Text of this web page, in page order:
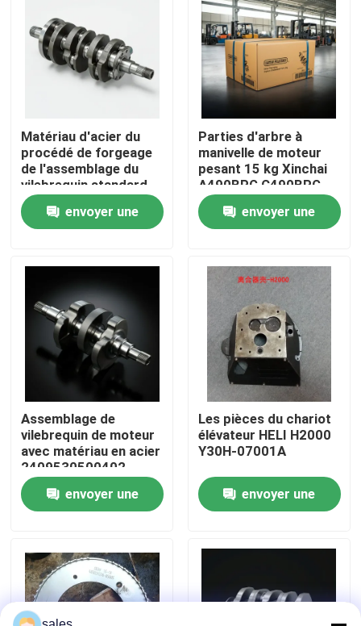
À la maison
Produits
À propos de nous
Visite de l'usine
Contrôle de la qualité
Nous contacter
Demandez un devis
Montage du moteur
Montage du bloc moteur et accessoire
Matériau d'acier du
procédé de forgeage
de l'assemblage du
vilebrequin standard
envoyer une
Parties d'arbre à
manivelle de moteur
pesant 15 kg Xinchai
A490BPG C490BPG
Parties de moteurs
diesel envoyer une
Assemblage de
vilebrequin de moteur
avec matériau en acier
2409530500402
envoyer une
Les pièces du chariot
élévateur HELI H2000
Y30H-07001A
envoyer une